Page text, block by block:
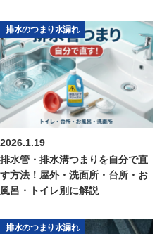
排水のつまり水漏れ
2026.1.19
排水管・排水溝つまりを自分で直
す方法！屋外・洗面所・台所・お
風呂・トイレ別に解説
排水のつまり水漏れ